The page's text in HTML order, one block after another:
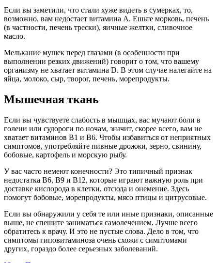
Если вы заметили, что стали хуже видеть в сумерках, то,
возможно, вам недостает витамина А. Ешьте морковь, печень
(в частности, печень трески), яичные желтки, сливочное
масло.
Мелькание мушек перед глазами (в особенности при
выполнении резких движений) говорит о том, что вашему
организму не хватает витамина D. В этом случае налегайте на
яйца, молоко, сыр, творог, печень, морепродукты.
Мышечная ткань
Если вы чувствуете слабость в мышцах, вас мучают боли в
голени или судороги по ночам, значит, скорее всего, вам не
хватает витаминов В1 и В6. Чтобы избавиться от неприятных
симптомов, употребляйте пивные дрожжи, зерно, свинину,
бобовые, картофель и морскую рыбу.
У вас часто немеют конечности? Это типичный признак
недостатка В6, В9 и В12, которые играют важную роль при
доставке кислорода в клетки, отсюда и онемение. Здесь
помогут бобовые, морепродукты, мясо птицы и цитрусовые.
Если вы обнаружили у себя те или иные признаки, описанные
выше, не спешите заниматься самолечением. Лучше всего
обратитесь к врачу. И это не пустые слова. Дело в том, что
симптомы гиповитаминоза очень схожи с симптомами
других, гораздо более серьезных заболеваний.